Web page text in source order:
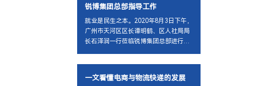
锐博集团总部指导工作
就业是民生之本。2020年8月3日下午，
广州市天河区区长谭明鹤、区人社局局
长石泽润一行莅临锐博集团总部进行就
一文看懂电商与物流快递的发展